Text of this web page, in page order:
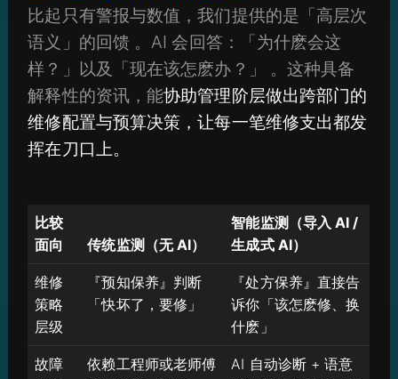
比起只有警报与数值，我们提供的是「高层次
语义」的回馈 。AI 会回答：「为什麽会这
样？」以及「现在该怎麽办？」 。这种具备
解释性的资讯，能协助管理阶层做出跨部门的
维修配置与预算决策，让每一笔维修支出都发
挥在刀口上。
比较
面向
传统监测（无 AI）
智能监测（导入 AI /
生成式 AI）
维修
策略
层级
『预知保养』判断
「快坏了，要修」
『处方保养』直接告
诉你「该怎麽修、换
什麽」
故障
依赖工程师或老师傅
AI 自动诊断 + 语意